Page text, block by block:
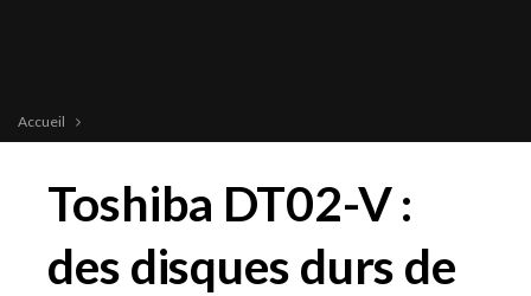
Accueil
Toshiba DT02-V :
des disques durs de